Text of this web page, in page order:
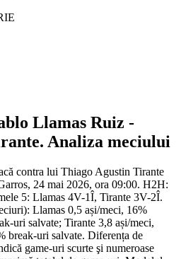
Llamas Ruiz -
. Analiza meciului
contra lui Thiago Agustin Tirante
24 mai 2026, ora 09:00. H2H:
5: Llamas 4V-1Î, Tirante 3V-2Î.
Llamas 0,5 ași/meci, 16%
uri salvate; Tirante 3,8 ași/meci,
break-uri salvate. Diferența de
game-uri scurte şi numeroase